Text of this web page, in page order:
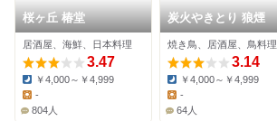
桜ヶ丘 椿堂
居酒屋、海鮮、日本料理
3.47
Dinner:
￥4,000～￥4,999
-
804人
炭火やきとり 狼煙
焼き鳥、居酒屋、鳥料理
3.14
Dinner:
￥4,000～￥4,999
Lunch:
-
64人